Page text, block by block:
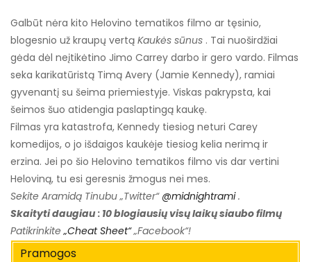
Galbūt nėra kito Helovino tematikos filmo ar tęsinio,
blogesnio už kraupų vertą Kaukės sūnus . Tai nuoširdžiai
gėda dėl neįtikėtino Jimo Carrey darbo ir gero vardo. Filmas
seka karikatūristą Timą Avery (Jamie Kennedy), ramiai
gyvenantį su šeima priemiestyje. Viskas pakrypsta, kai
šeimos šuo atidengia paslaptingą kaukę.
Filmas yra katastrofa, Kennedy tiesiog neturi Carey
komedijos, o jo išdaigos kaukėje tiesiog kelia nerimą ir
erzina. Jei po šio Helovino tematikos filmo vis dar vertini
Heloviną, tu esi geresnis žmogus nei mes.
Sekite Aramidą Tinubu „Twitter“ @midnightrami.
Skaityti daugiau : 10 blogiausių visų laikų siaubo filmų
Patikrinkite „Cheat Sheet“ „Facebook“!
Pramogos